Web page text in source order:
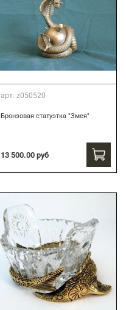
арт. z050520
Бронзовая статуэтка "Змея"
13 500.00 руб